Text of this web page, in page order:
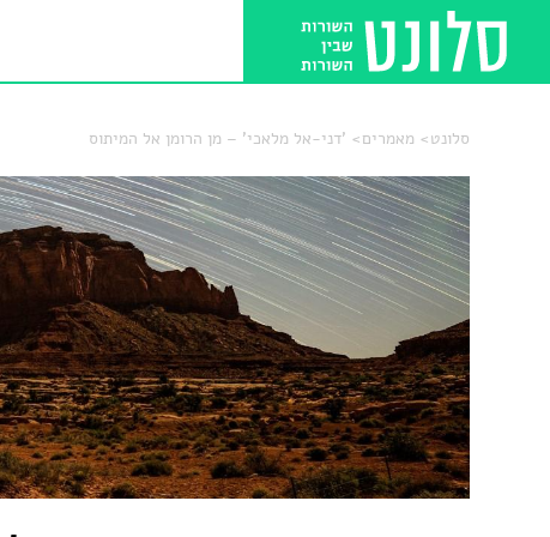
סלונט מאמרים 'דני-אל מלאכי' – מן הרומן אל המיתוס